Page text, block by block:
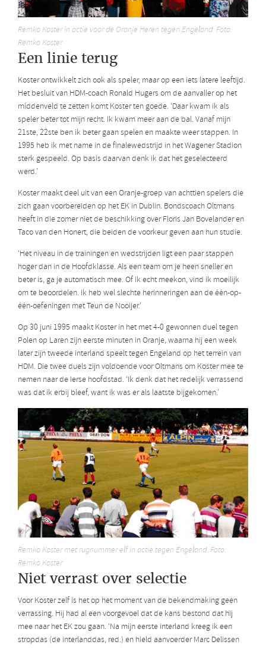
Remko Koster in actie voor de Oranje Heren tegen Engeland. Foto:
Remko Koster
Een linie terug
Koster ontwikkelt zich ook als speler, maar op een iets latere leeftijd.
Het besluit van HDM-coach Ronald Hugers om de aanvaller op het
middenveld te zetten komt Koster ten goede. ‘Daar kwam ik als
speler beter tot mijn recht. Ik kwam meer aan de bal. Vanaf mijn
21ste, 22ste ben ik beter gaan spelen en maakte weer stappen. In
1995 heb ik met name in de finalewedstrijd in het Wagener Stadion
sterk gespeeld. Op basis daarvan denk ik dat het geselecteerd
werd.’
Koster maakt deel uit van een Oranje-groep van achttien spelers die
zich gaan voorbereiden op het EK in Dublin. Bondscoach Oltmans
heeft in die zomer niet de beschikking over Floris Jan Bovelander en
Taco van den Honert, die beiden de voorkeur geven aan hun studie.
‘Het niveau in de trainingen en wedstrijden ligt een paar stappen
hoger dan in de Hoofdklasse. Als een team om je heen sneller en
beter is, ga je automatisch mee. Of ik echt meekon, vind ik moeilijk
om te beoordelen. Ik heb wel slechte herinneringen aan de één-op-
één-oefeningen met Teun de Nooijer.’
Op 30 juni 1995 maakt Koster in het met 4-0 gewonnen duel tegen
Polen op Laren zijn eerste minuten in Oranje, waarna hij een week
later zijn tweede interland speelt tegen Engeland op het terrein van
HDM. Die twee duels zijn voldoende voor Oltmans om Koster mee te
nemen naar de Ierse hoofdstad. ‘Ik denk dat het redelijk verrassend
was dat ik erbij bleef, want ik was er als laatste bijgekomen.’
Remko Koster met rugnummer elf in actie tegen Engeland. Foto:
Remko Koster
Niet verrast over selectie
Voor Koster zelf is het op het moment van de bekendmaking geen
verrassing. Hij had al een voorgevoel dat de kans bestond dat hij
mee naar het EK zou gaan. ‘Na mijn eerste interland kreeg ik een
stropdas (de interlanddas, red.) en hield aanvoerder Marc Delissen